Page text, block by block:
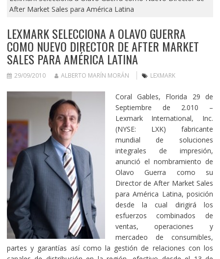
After Market Sales para América Latina
LEXMARK SELECCIONA A OLAVO GUERRA
COMO NUEVO DIRECTOR DE AFTER MARKET
SALES PARA AMÉRICA LATINA
29/09/2010 ALBERTO MARÍN MORÁN LEXMARK
Coral Gables, Florida 29 de
Septiembre de 2.010 –
Lexmark International, Inc.
(NYSE: LXK) fabricante
mundial de soluciones
integrales de impresión,
anunció el nombramiento de
Olavo Guerra como su
Director de After Market Sales
para América Latina, posición
desde la cual dirigirá los
esfuerzos combinados de
ventas, operaciones y
mercadeo de consumibles,
partes y garantías así como la gestión de relaciones con los